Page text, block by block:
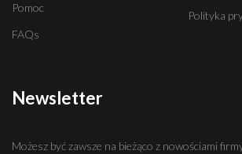
Pomoc
FAQs
Polityka
Newsletter
Możesz być zawsze na bieżąco z nowościami